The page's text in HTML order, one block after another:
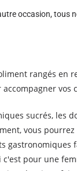
occasion,
rangés en
sucrés, les
vous
pour une